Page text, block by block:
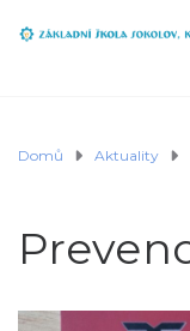
Domů Aktuality